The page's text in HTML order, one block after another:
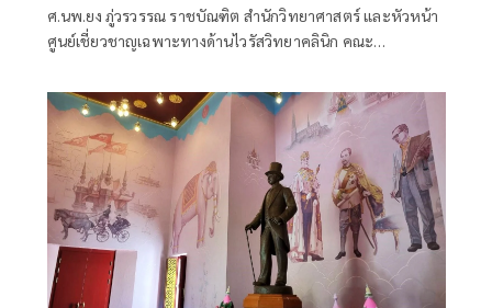
ศ.นพ.ยง ภู่วรวรรณ ราชบัณฑิต สำนักวิทยาศาสตร์ และหัวหน้า
ศูนย์เชี่ยวชาญเฉพาะทางด้านไวรัสวิทยาคลินิก คณะ
ซบุ๊กว่า ความซื่อสัตย์ ไม่คดโกงต้องปลูกฝังตั้งแต่ยังเด็ก